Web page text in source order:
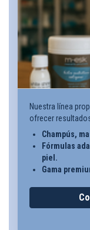
Nuestra línea
ofrecer
Champús,
Fórmulas
piel.
Gama